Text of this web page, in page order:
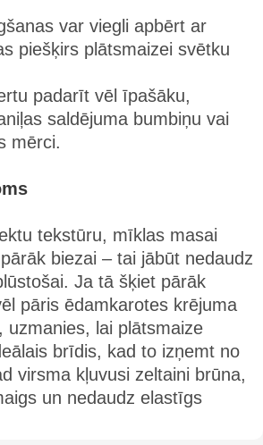
var viegli apbērt ar
piešķirs plātsmaizei svētku
padarīt vēl īpašāku,
saldējuma bumbiņu vai
mērci.
tekstūru, mīklas masai
biezai – tai jābūt nedaudz
Ja tā šķiet pārāk
pāris ēdamkarotes krējuma
uzmanies, lai plātsmaize
brīdis, kad to izņemt no
virsma kļuvusi zeltaini brūna,
un nedaudz elastīgs